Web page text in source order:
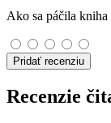
Ako sa páčila kniha
Pridať recenziu
Recenzie